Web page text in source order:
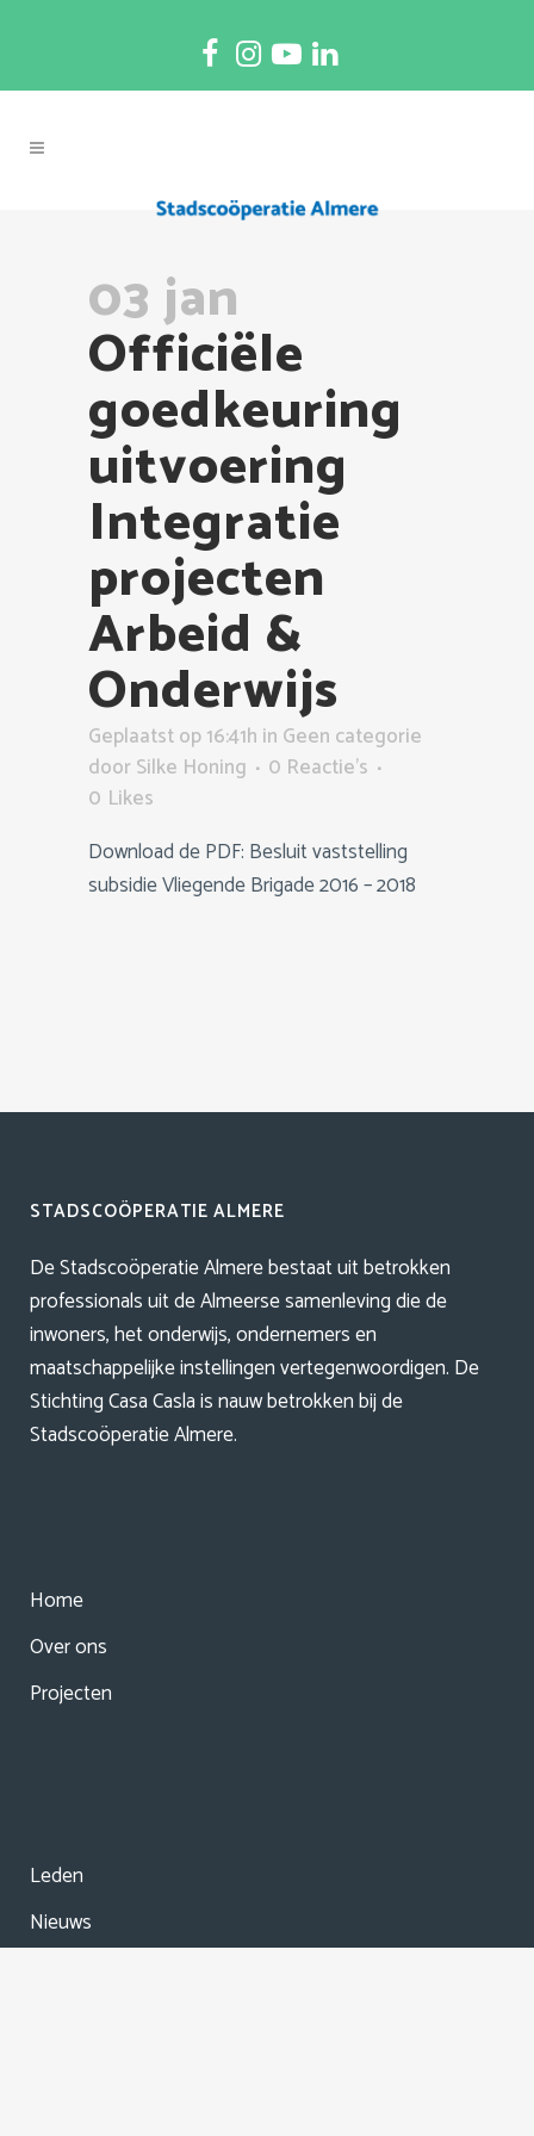
03 jan
Officiële
goedkeuring
uitvoering
Integratie
projecten
Arbeid &
Onderwijs
Geplaatst op 16:41h in Geen categorie
door Silke Honing
0 Reactie's
0 Likes
Download de PDF: Besluit vaststelling
subsidie Vliegende Brigade 2016 – 2018
STADSCOÖPERATIE ALMERE
De Stadscoöperatie Almere bestaat uit betrokken
professionals uit de Almeerse samenleving die de
inwoners, het onderwijs, ondernemers en
maatschappelijke instellingen vertegenwoordigen. De
Stichting Casa Casla is nauw betrokken bij de
Stadscoöperatie Almere.
Home
Over ons
Projecten
Leden
Nieuws